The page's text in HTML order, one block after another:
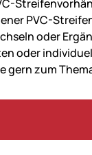
PVC-
oder
oder
gern zum